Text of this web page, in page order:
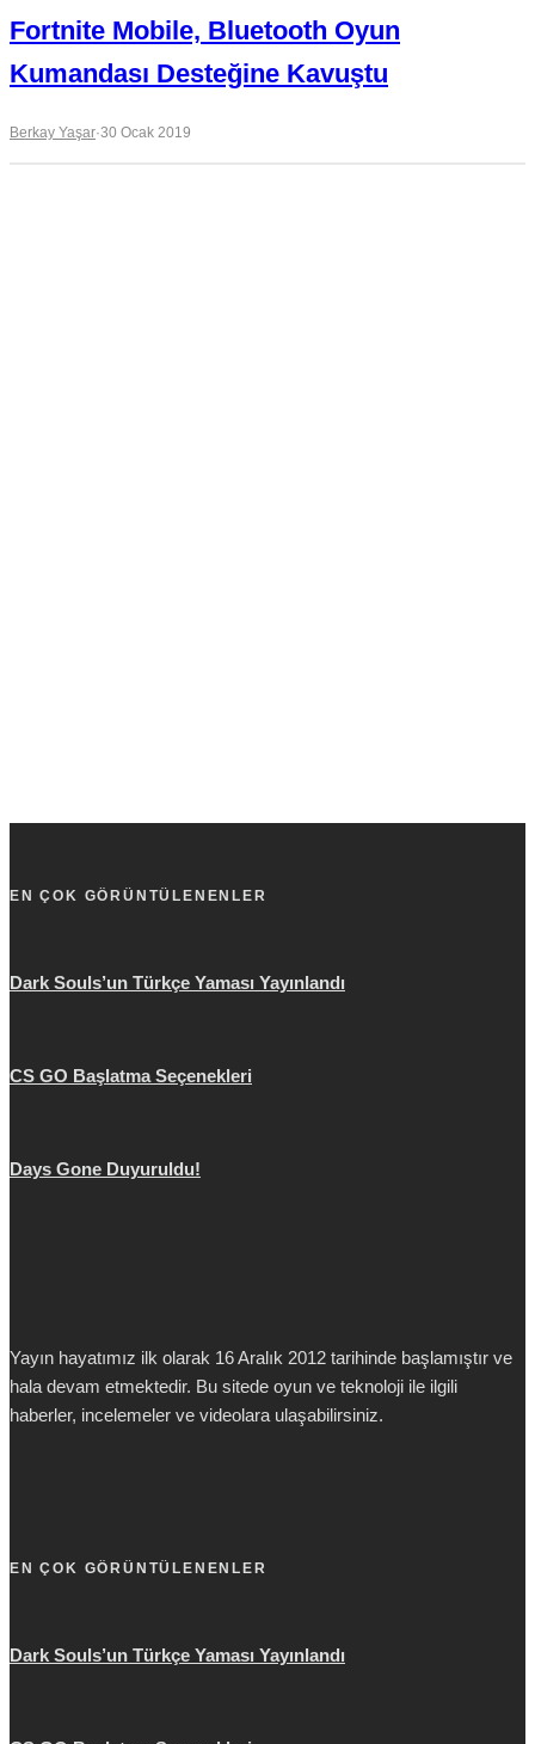
Fortnite Mobile, Bluetooth Oyun
Kumandası Desteğine Kavuştu
Berkay Yaşar·30 Ocak 2019
EN ÇOK GÖRÜNTÜLENENLER
Dark Souls’un Türkçe Yaması Yayınlandı
CS GO Başlatma Seçenekleri
Days Gone Duyuruldu!
Yayın hayatımız ilk olarak 16 Aralık 2012 tarihinde başlamıştır ve
hala devam etmektedir. Bu sitede oyun ve teknoloji ile ilgili
haberler, incelemeler ve videolara ulaşabilirsiniz.
EN ÇOK GÖRÜNTÜLENENLER
Dark Souls’un Türkçe Yaması Yayınlandı